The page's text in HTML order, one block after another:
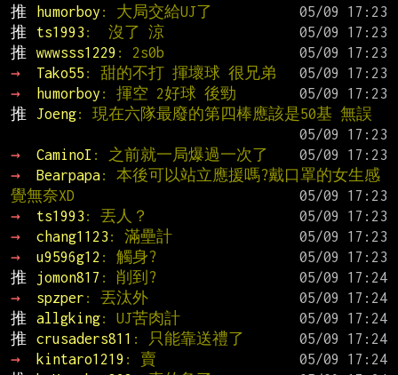
推
humorboy : 大局交給UJ了
推
ts1993 :  沒了 涼
推
wwwsss1229 : 2s0b
→
Tako55 : 甜的不打 揮壞球 很兄弟
→
humorboy : 揮空 2好球 後勁
推
Joeng: 現在六隊最廢的第四棒應該是50基 無誤
→
CaminoI : 之前就一局爆過一次了
→
Bearpapa: 本後可以站立應援嗎?戴口罩的女生感
覺無奈XD
→
ts1993 : 丟人？
→
chang1123 : 滿壘計
→
u9596g12 : 觸身?
推
jomon817 : 削到?
→
spzper : 丟汰外
推
allgking: UJ苦肉計
推
crusaders811 : 只能靠送禮了
→
kintaro1219 : 賣